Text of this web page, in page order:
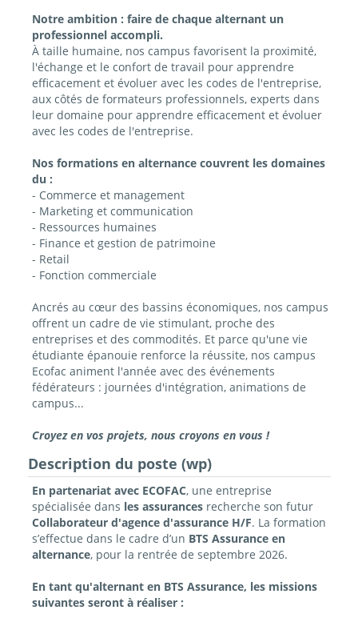
Notre ambition : faire de chaque alternant un
professionnel accompli.
À taille humaine, nos campus favorisent la proximité,
l'échange et le confort de travail pour apprendre
efficacement et évoluer avec les codes de l'entreprise,
aux côtés de formateurs professionnels, experts dans
leur domaine pour apprendre efficacement et évoluer
avec les codes de l'entreprise.
Nos formations en alternance couvrent les domaines
du :
- Commerce et management
- Marketing et communication
- Ressources humaines
- Finance et gestion de patrimoine
- Retail
- Fonction commerciale
Ancrés au cœur des bassins économiques, nos campus
offrent un cadre de vie stimulant, proche des
entreprises et des commodités. Et parce qu'une vie
étudiante épanouie renforce la réussite, nos campus
Ecofac animent l'année avec des événements
fédérateurs : journées d'intégration, animations de
campus...
Croyez en vos projets, nous croyons en vous !
Description du poste (wp)
En partenariat avec ECOFAC, une entreprise
spécialisée dans les assurancesrecherche son futur
Collaborateur d'agence d'assurance H/F. La formation
s’effectue dans le cadre d’un BTS Assurance en
alternance, pour la rentrée de septembre 2026.
En tant qu'alternant en BTS Assurance, les missions
suivantes seront à réaliser :